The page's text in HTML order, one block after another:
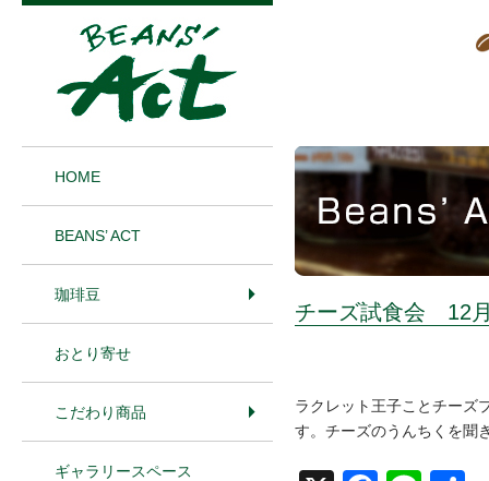
チーズ試食会 12
ラクレット王子ことチーズ
す。チーズのうんちくを聞
HOME
BEANS’ ACT
珈琲豆
おとり寄せ
こだわり商品
ギャラリースペース